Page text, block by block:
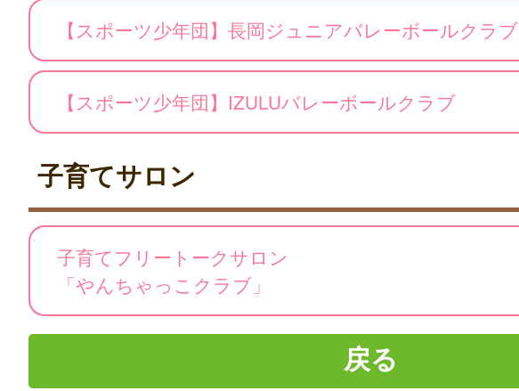
【スポーツ少年団】長岡ジュニアバレーボールクラブ
【スポーツ少年団】IZULUバレーボールクラブ
子育てサロン
子育てフリートークサロン
「やんちゃっこクラブ」
戻る